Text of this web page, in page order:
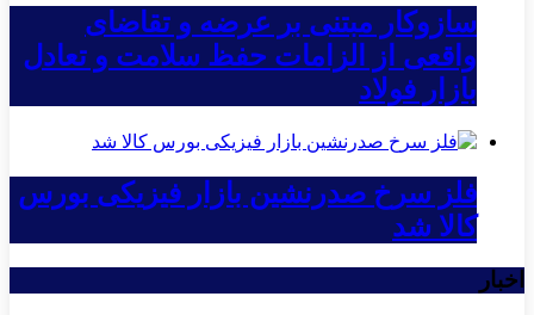
سازوکار مبتنی بر عرضه و تقاضای
واقعی از الزامات حفظ سلامت و تعادل
بازار فولاد
فلز سرخ صدرنشین بازار فیزیکی بورس
کالا شد
اخبار